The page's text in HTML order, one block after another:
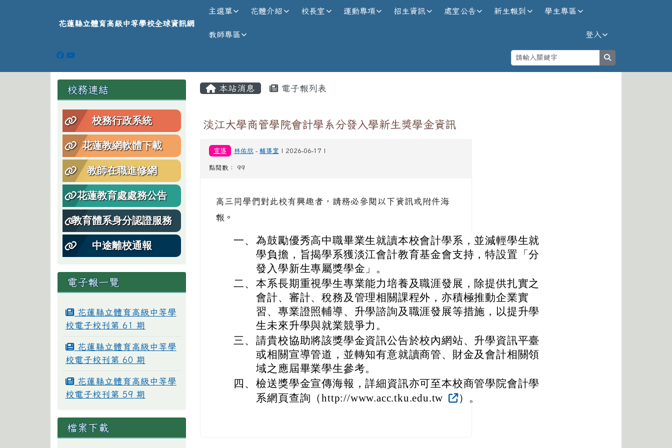
花蓮縣立體育高級中等學校全球資訊網
花蓮縣立體育高級中等學校全球資訊網
主選單 花體介紹 校長室 運動專項 招生資訊 處室公告 新生報到 學生專區
教師專區 登入
左邊區域內容
校務連結
校務行政系統
花蓮教網軟體下載
教師在職進修網
花蓮教育處處務公告
教育體系身分認證服務
中途離校通報
電子報一覽
花蓮縣立體育高級中等學
校電子校刊第 61 期
花蓮縣立體育高級中等學
校電子校刊第 60 期
花蓮縣立體育高級中等學
校電子校刊第 59 期
檔案下載
主內容區域
本站消息 電子報列表
淡江大學商管學院會計學系分發入學新生獎學金資訊
宣導 林佑欣 - 輔導室 | 2026-06-17 |
點閱數： 99
高三同學們對此校有興趣者，請務必參閱以下資訊或附件海
報。
一、 為鼓勵優秀高中職畢業生就讀本校會計學系，並減輕學生就
學負擔，旨揭學系獲淡江會計教育基金會支持，特設置「分
發入學新生專屬獎學金」。
二、 本系長期重視學生專業能力培養及職涯發展，除提供扎實之
會計、審計、稅務及管理相關課程外，亦積極推動企業實
習、專業證照輔導、升學諮詢及職涯發展等措施，以提升學
生未來升學與就業競爭力。
三、 請貴校協助將該獎學金資訊公告於校內網站、升學資訊平臺
或相關宣導管道，並轉知有意就讀商管、財金及會計相關領
域之應屆畢業學生參考。
四、 檢送獎學金宣傳海報，詳細資訊亦可至本校商管學院會計學
系網頁查詢（http://www.acc.tku.edu.tw
）。
頁尾區域